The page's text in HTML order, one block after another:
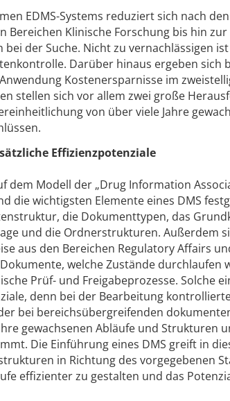
EDMS-Systems reduziert sich nach
Bereichen Klinische Forschung bis hin
der Suche. Nicht zu vernachlässigen
Darüber hinaus ergeben sich
Kostenersparnisse im
stellen sich vor allem zwei große
von über viele Jahre
Effizienzpotenziale
dem Modell der „Drug Information
die wichtigsten Elemente eines DMS
die Dokumenttypen, das
und die Ordnerstrukturen. Außerdem
aus den Bereichen Regulatory Affairs
welche Zustände durchlaufen
Prüf- und Freigabeprozesse. Solche
denn bei der Bearbeitung
bei bereichsübergreifenden
gewachsenen Abläufe und Strukturen
Die Einführung eines DMS greift in
in Richtung des vorgegebenen
effizienter zu gestalten und das